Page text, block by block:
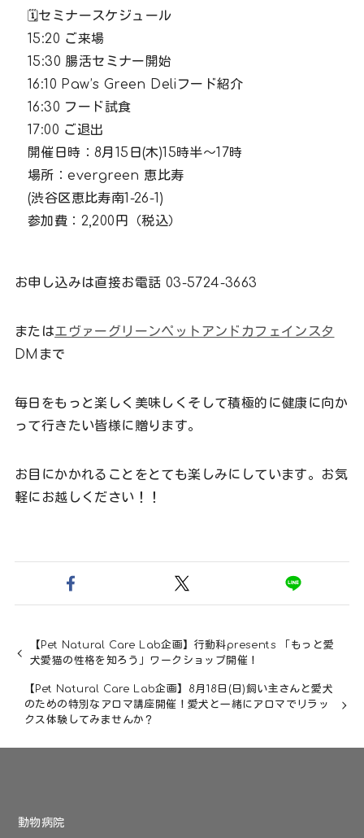
🗓️セミナースケジュール
15:20 ご来場
15:30 腸活セミナー開始
16:10 Paw’s Green Deliフード紹介
16:30 フード試食
17:00 ご退出
開催日時：8月15日(木)15時半〜17時
場所：evergreen 恵比寿
(渋谷区恵比寿南1-26-1)
参加費：2,200円（税込）
お申し込みは直接お電話 03-5724-3663
またはエヴァーグリーンペットアンドカフェインスタ
DMまで
毎日をもっと楽しく美味しくそして積極的に健康に向か
って行きたい皆様に贈ります。
お目にかかれることをとても楽しみにしています。お気
軽にお越しください！！
【Pet Natural Care Lab企画】行動科presents 「もっと愛
犬愛猫の性格を知ろう」ワークショップ開催！
【Pet Natural Care Lab企画】8月18日(日)飼い主さんと愛犬
のための特別なアロマ講座開催！愛犬と一緒にアロマでリラッ
クス体験してみませんか？
動物病院